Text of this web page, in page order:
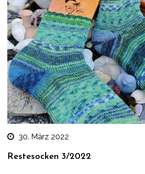
30. März 2022
Restesocken 3/2022